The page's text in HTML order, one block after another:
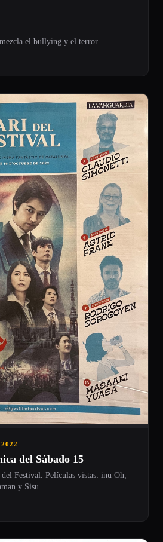
el bullying y el terror
del Sábado 15
Festival. Películas vistas: inu Oh,
y Sisu